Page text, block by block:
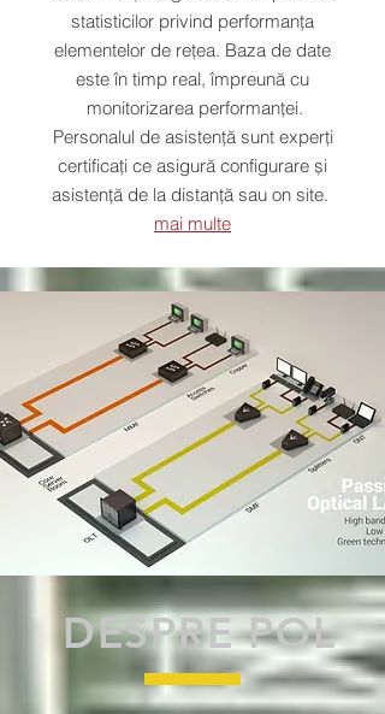
statisticilor privind performanța
elementelor de rețea. Baza de date
este în timp real, împreună cu
monitorizarea performanței.
Personalul de asistență sunt experți
certificați ce asigură configurare și
asistență de la distanță sau on site.
mai multe
DESPRE POL